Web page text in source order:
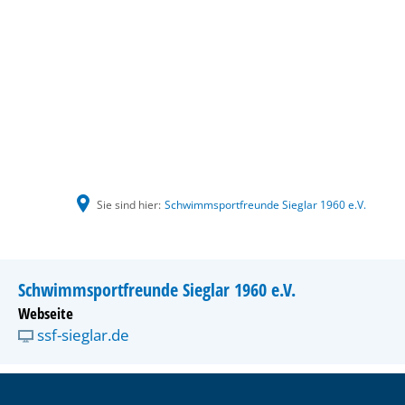
Sie sind hier: Schwimmsportfreunde Sieglar 1960 e.V.
Schwimmsportfreunde Sieglar 1960 e.V.
Webseite
ssf-sieglar.de